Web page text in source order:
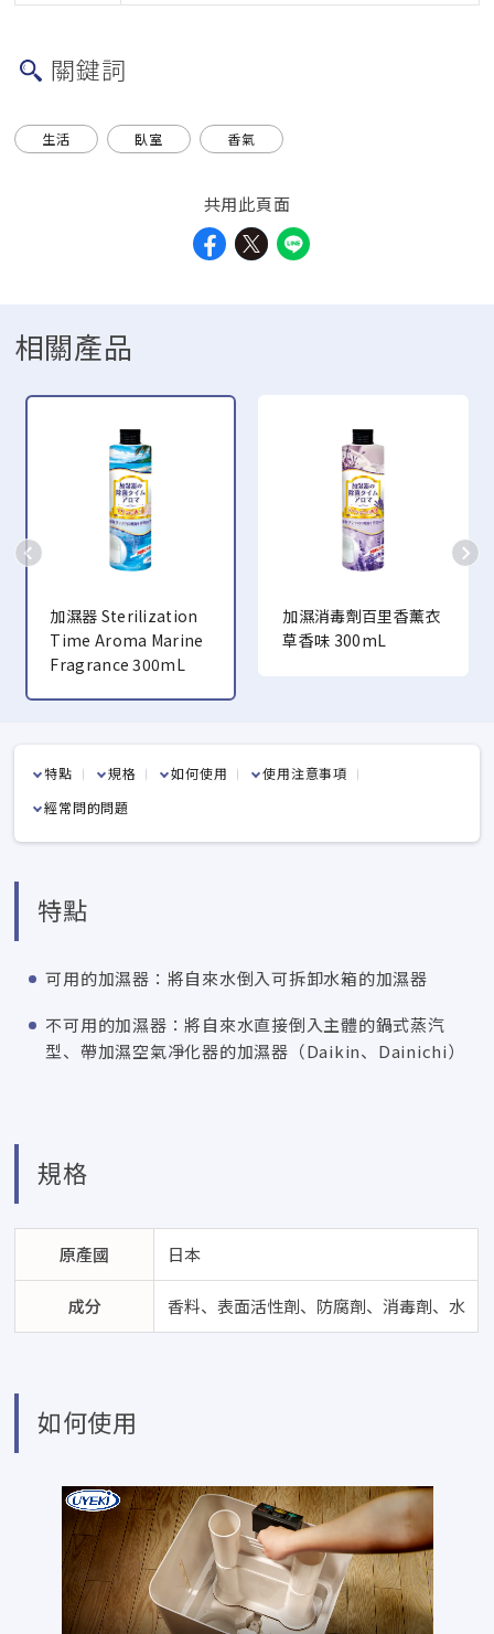
關鍵詞
生活 臥室 香氣
共用此頁面
相關產品
加濕器 Sterilization
Time Aroma Marine
Fragrance 300mL
加濕消毒劑百里香薰衣
草香味 300mL
特點 規格 如何使用
使用注意事項
經常問的問題
特點
可用的加濕器：將自來水倒入可拆卸水箱的加濕器
不可用的加濕器：將自來水直接倒入主體的鍋式蒸汽
型、帶加濕空氣凈化器的加濕器（Daikin、Dainichi）
規格
原產國 日本
成分 香料、表面活性劑、防腐劑、消毒劑、水
如何使用